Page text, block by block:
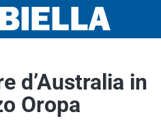
d’Australia in
Oropa